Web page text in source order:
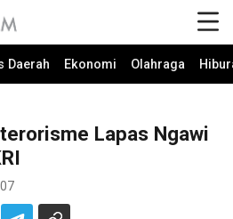
Daerah Ekonomi Olahraga
Lapas Ngawi